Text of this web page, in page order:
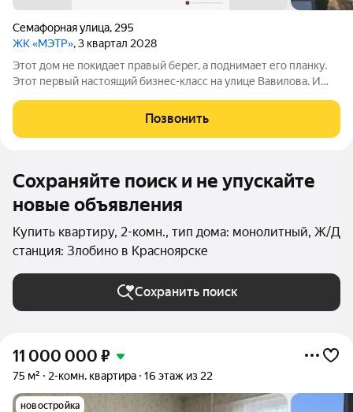
Семафорная улица, 295
ЖК «МЭТР», 3 квартал 2028
Этот дом не покидает правый берег, а поднимает его планку.
Этот первый настоящий бизнес-класс на улице Вавилова. И
панорамных окон. Обязывает
Позвонить
Сохраняйте поиск и не упускайте
новые объявления
Купить квартиру, 2-комн., тип дома: монолитный, Ж/Д
станция: Злобино в Красноярске
Сохранить поиск
11 000 000 ₽
75 м² 2-комн. квартира 16 этаж из 22
новостройка